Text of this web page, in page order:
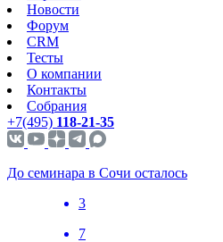
Новости
Форум
CRM
Тесты
О компании
Контакты
Собрания
+7(495) 118-21-35
До семинара в Сочи осталось
3
7